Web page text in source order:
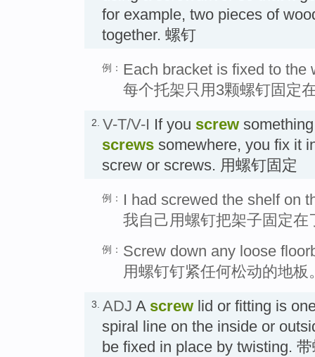
for example, two pieces of
together. 螺钉
例： Each bracket is fixed to the
每个托架只用3颗螺钉固定
2. V-T/V-I If you screw
screws somewhere, you fix it
screw or screws. 用螺钉固定
例：
I had screwed the shelf on
我自己用螺钉把架子固定在
例： Screw down any loose
用螺钉钉紧任何松动的地板
3. ADJ A screw lid or fitting is
spiral line on the inside or
be fixed in place by twisting.